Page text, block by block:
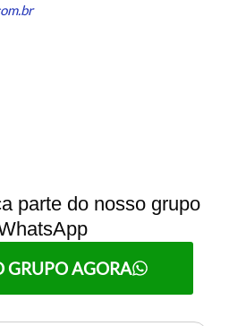
parte do nosso grupo
GRUPO AGORA